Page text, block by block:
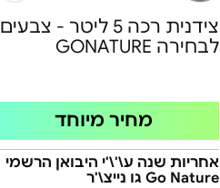
צידנית רכה 5 ליטר - צבעים
לבחירה GONATURE
מחיר מיוחד
אחריות שנה ע\'\'י היבואן הרשמי
Go Nature גו נייצ\'ר